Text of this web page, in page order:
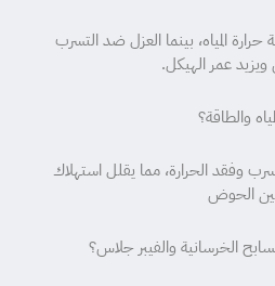
المياه، بينما العزل ضد التسرب
عمر الهيكل.
والطاقة؟
وفقد الحرارة، مما يقلل استهلاك
الحوض
الخرسانية والفيبر جلاس؟